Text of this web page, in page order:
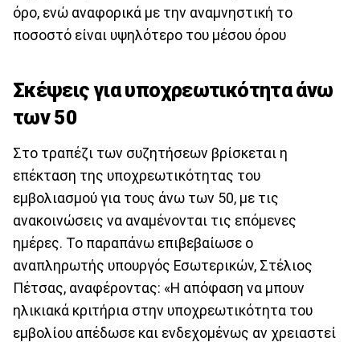
όρο, ενώ αναφορικά με την αναμνηστική το
ποσοστό είναι υψηλότερο του μέσου όρου
Σκέψεις για υποχρεωτικότητα άνω
των 50
Στο τραπέζι των συζητήσεων βρίσκεται η
επέκταση της υποχρεωτικότητας του
εμβολιασμού για τους άνω των 50, με τις
ανακοινώσεις να αναμένονται τις επόμενες
ημέρες. Το παραπάνω επιβεβαίωσε ο
αναπληρωτής υπουργός Εσωτερικών, Στέλιος
Πέτσας, αναφέροντας: «Η απόφαση να μπουν
ηλικιακά κριτήρια στην υποχρεωτικότητα του
εμβολίου απέδωσε και ενδεχομένως αν χρειαστεί